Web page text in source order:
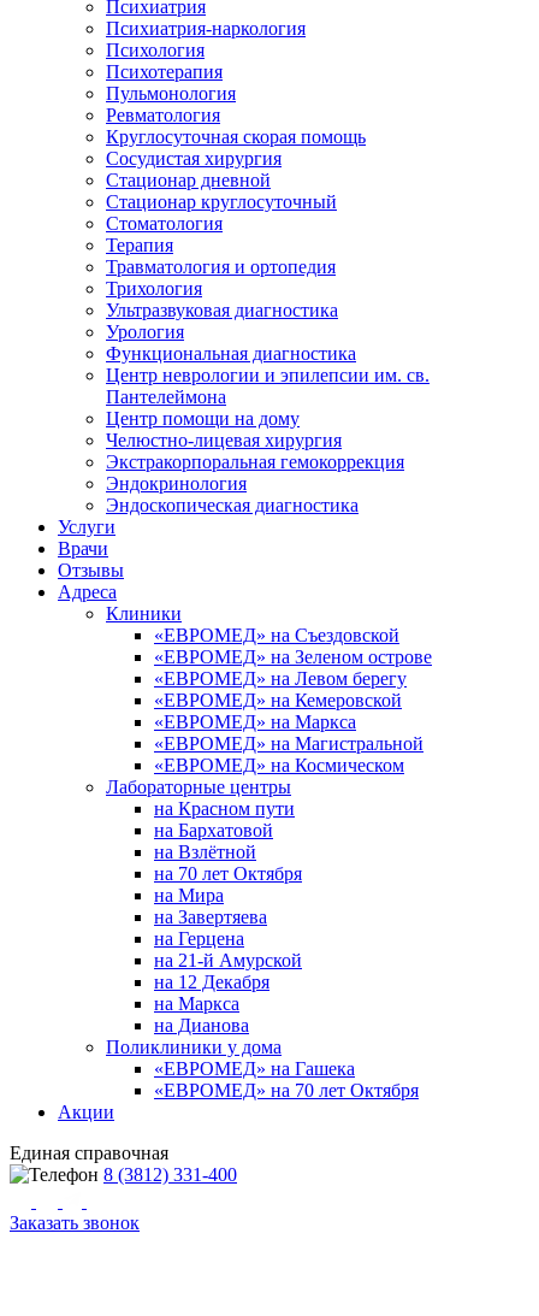
Психиатрия
Психиатрия-наркология
Психология
Психотерапия
Пульмонология
Ревматология
Круглосуточная скорая помощь
Сосудистая хирургия
Стационар дневной
Стационар круглосуточный
Стоматология
Терапия
Травматология и ортопедия
Трихология
Ультразвуковая диагностика
Урология
Функциональная диагностика
Центр неврологии и эпилепсии им. св.
Пантелеймона
Центр помощи на дому
Челюстно-лицевая хирургия
Экстракорпоральная гемокоррекция
Эндокринология
Эндоскопическая диагностика
Услуги
Врачи
Отзывы
Адреса
Клиники
«ЕВРОМЕД» на Съездовской
«ЕВРОМЕД» на Зеленом острове
«ЕВРОМЕД» на Левом берегу
«ЕВРОМЕД» на Кемеровской
«ЕВРОМЕД» на Маркса
«ЕВРОМЕД» на Магистральной
«ЕВРОМЕД» на Космическом
Лабораторные центры
на Красном пути
на Бархатовой
на Взлётной
на 70 лет Октября
на Мира
на Завертяева
на Герцена
на 21-й Амурской
на 12 Декабря
на Маркса
на Дианова
Поликлиники у дома
«ЕВРОМЕД» на Гашека
«ЕВРОМЕД» на 70 лет Октября
Акции
Единая справочная
8 (3812) 331-400
Заказать звонок